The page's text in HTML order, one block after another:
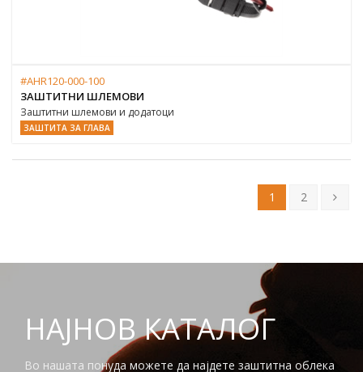
#AHR120-000-100
ЗАШТИТНИ ШЛЕМОВИ
Заштитни шлемови и додатоци
ЗАШТИТА ЗА ГЛАВА
1 2
НАЈНОВ КАТАЛОГ
Во нашата понуда можете да најдете заштитна облека